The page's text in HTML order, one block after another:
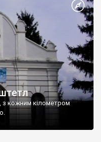
з кожним кілометром